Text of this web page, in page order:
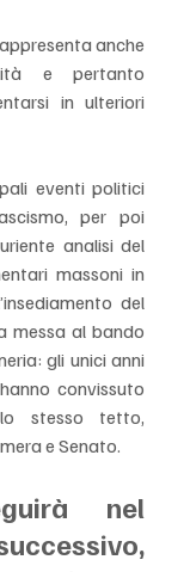
anche
e pertanto
in ulteriori
eventi politici
per poi
analisi del
massoni in
del
messa al bando
gli unici anni
convissuto
stesso tetto,
e Senato.
nel